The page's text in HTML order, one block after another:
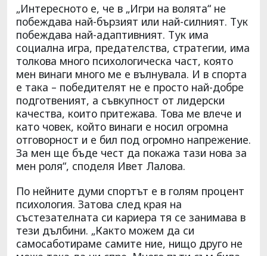
„Интересното е, че в „Игри на волята“ не
побеждава най-бързият или най-силният. Тук
побеждава най-адаптивният. Тук има
социална игра, предателства, стратегии, има
толкова много психологическа част, която
мен винаги много ме е вълнувала. И в спорта
е така – победителят не е просто най-добре
подготвеният, а съвкупност от лидерски
качества, които притежава. Това ме влече и
като човек, който винаги е носил огромна
отговорност и е бил под огромно напрежение.
За мен ще бъде чест да покажа тази нова за
мен роля“, споделя Ивет Лалова.
По нейните думи спортът е в голям процент
психология. Затова след края на
състезателната си кариера тя се занимава в
тези дълбини. „Както можем да си
самосаботираме самите ние, нищо друго не